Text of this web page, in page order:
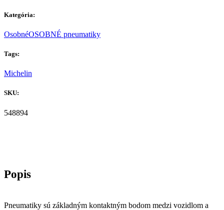
Kategória:
OsobnéOSOBNÉ pneumatiky
Tags:
Michelin
SKU:
548894
Pneumatiky sú základným kontaktným bodom medzi vozidlom a